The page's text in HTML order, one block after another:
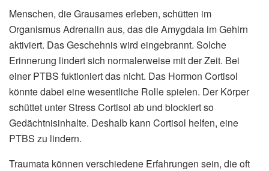
Menschen, die Grausames erleben, schütten im
Organismus Adrenalin aus, das die Amygdala im Gehirn
aktiviert. Das Geschehnis wird eingebrannt. Solche
Erinnerung lindert sich normalerweise mit der Zeit. Bei
einer PTBS fuktioniert das nicht. Das Hormon Cortisol
könnte dabei eine wesentliche Rolle spielen. Der Körper
schüttet unter Stress Cortisol ab und blockiert so
Gedächtnisinhalte. Deshalb kann Cortisol helfen, eine
PTBS zu lindern.
Traumata können verschiedene Erfahrungen sein, die oft